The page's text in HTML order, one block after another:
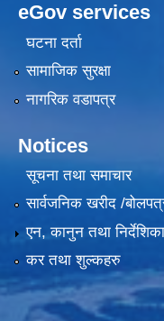
eGov services
घटना दर्ता
सामाजिक सुरक्षा
नागरिक वडापत्र
Notices
सूचना तथा समाचार
सार्वजनिक खरीद /
एन, कानुन तथा निर्देशिका
कर तथा शुल्कहरु